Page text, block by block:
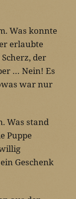
Was konnte
erlaubte
der
… Nein! Es
war nur
Was stand
Puppe
Geschenk